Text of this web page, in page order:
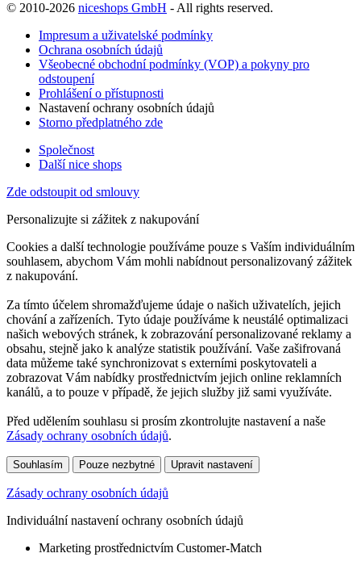
© 2010-2026 niceshops GmbH - All rights reserved.
Impresum a uživatelské podmínky
Ochrana osobních údajů
Všeobecné obchodní podmínky (VOP) a pokyny pro
odstoupení
Prohlášení o přístupnosti
Nastavení ochrany osobních údajů
Storno předplatného zde
Společnost
Další nice shops
Zde odstoupit od smlouvy
Personalizujte si zážitek z nakupování
Cookies a další technologie používáme pouze s Vaším individuálním
souhlasem, abychom Vám mohli nabídnout personalizovaný zážitek
z nakupování.
Za tímto účelem shromažďujeme údaje o našich uživatelích, jejich
chování a zařízeních. Tyto údaje používáme k neustálé optimalizaci
našich webových stránek, k zobrazování personalizované reklamy a
obsahu, stejně jako k analýze statistik používání. Vaše zašifrovaná
data můžeme také synchronizovat s externími poskytovateli a
zobrazovat Vám nabídky prostřednictvím jejich online reklamních
kanálů, a to pouze v případě, že jejich služby již sami využíváte.
Před udělením souhlasu si prosím zkontrolujte nastavení a naše
Zásady ochrany osobních údajů.
Souhlasím Pouze nezbytné Upravit nastavení
Zásady ochrany osobních údajů
Individuální nastavení ochrany osobních údajů
Marketing prostřednictvím Customer-Match